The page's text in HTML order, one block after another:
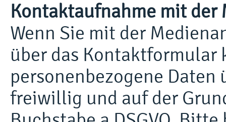
Kontaktaufnahme mit der
Wenn Sie mit der
über das Kontaktformular
personenbezogene
freiwillig und auf der